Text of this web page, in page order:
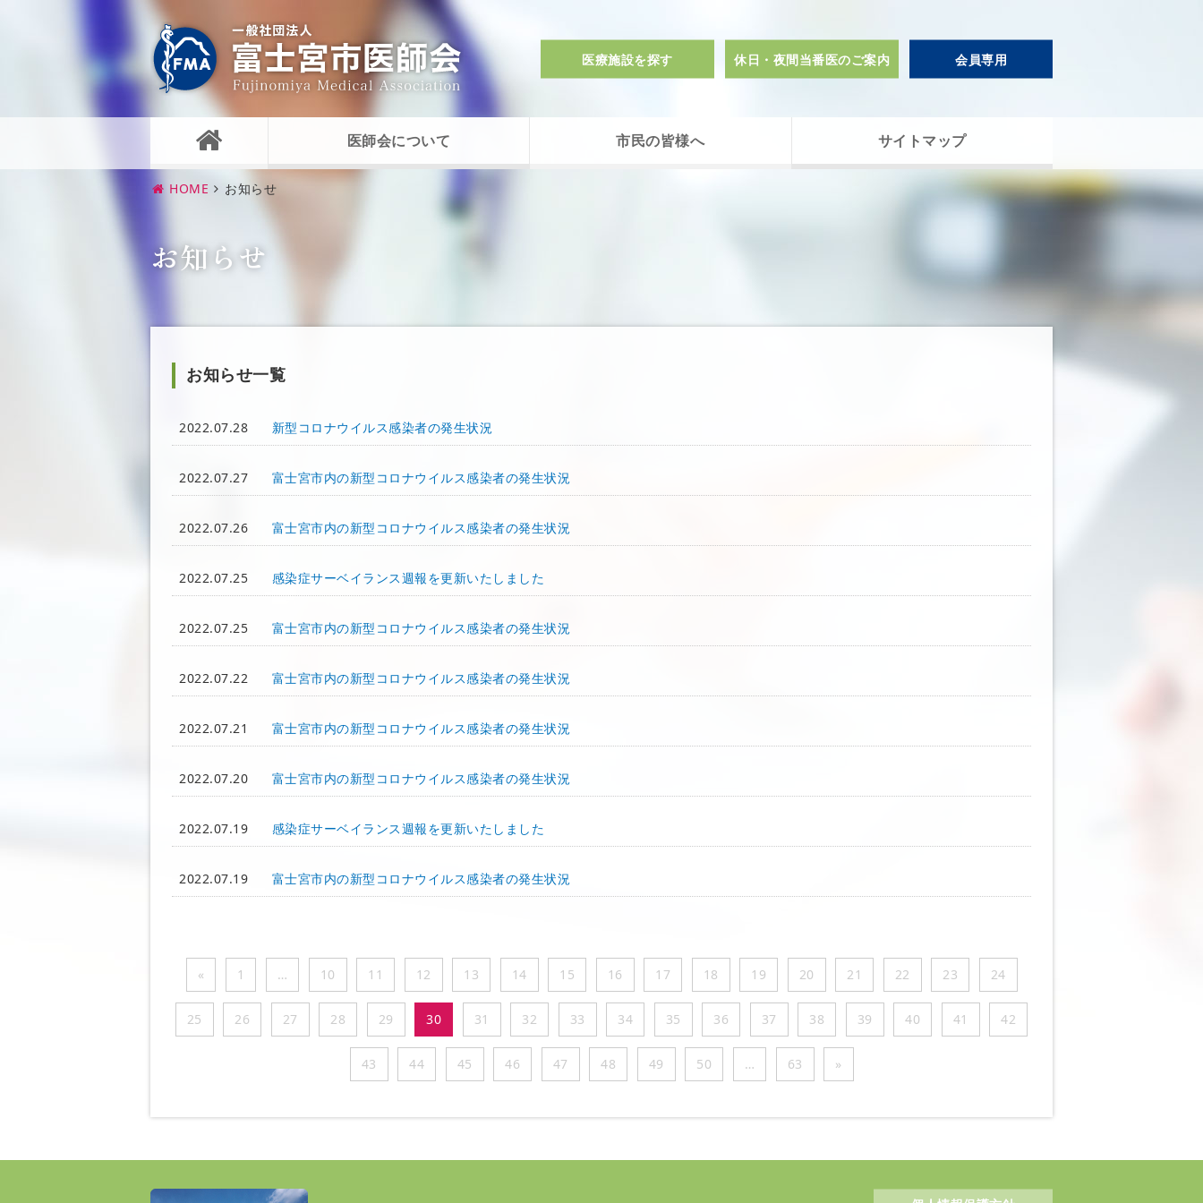
医療施設を探す 休日・夜間当番医のご案内 会員専用
医師会について 市民の皆様へ サイトマップ
HOME お知らせ
お知らせ
お知らせ一覧
2022.07.28 新型コロナウイルス感染者の発生状況
2022.07.27 富士宮市内の新型コロナウイルス感染者の発生状況
2022.07.26 富士宮市内の新型コロナウイルス感染者の発生状況
2022.07.25 感染症サーベイランス週報を更新いたしました
2022.07.25 富士宮市内の新型コロナウイルス感染者の発生状況
2022.07.22 富士宮市内の新型コロナウイルス感染者の発生状況
2022.07.21 富士宮市内の新型コロナウイルス感染者の発生状況
2022.07.20 富士宮市内の新型コロナウイルス感染者の発生状況
2022.07.19 感染症サーベイランス週報を更新いたしました
2022.07.19 富士宮市内の新型コロナウイルス感染者の発生状況
« 1 … 10 11 12 13 14 15 16 17 18 19 20 21 22 23 24
25 26 27 28 29 30 31 32 33 34 35 36 37 38 39 40 41 42
43 44 45 46 47 48 49 50 … 63 »